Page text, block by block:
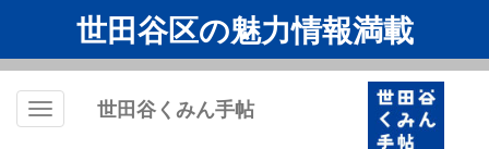
世田谷区の魅力情報満載
Toggle
世田谷くみん手帖